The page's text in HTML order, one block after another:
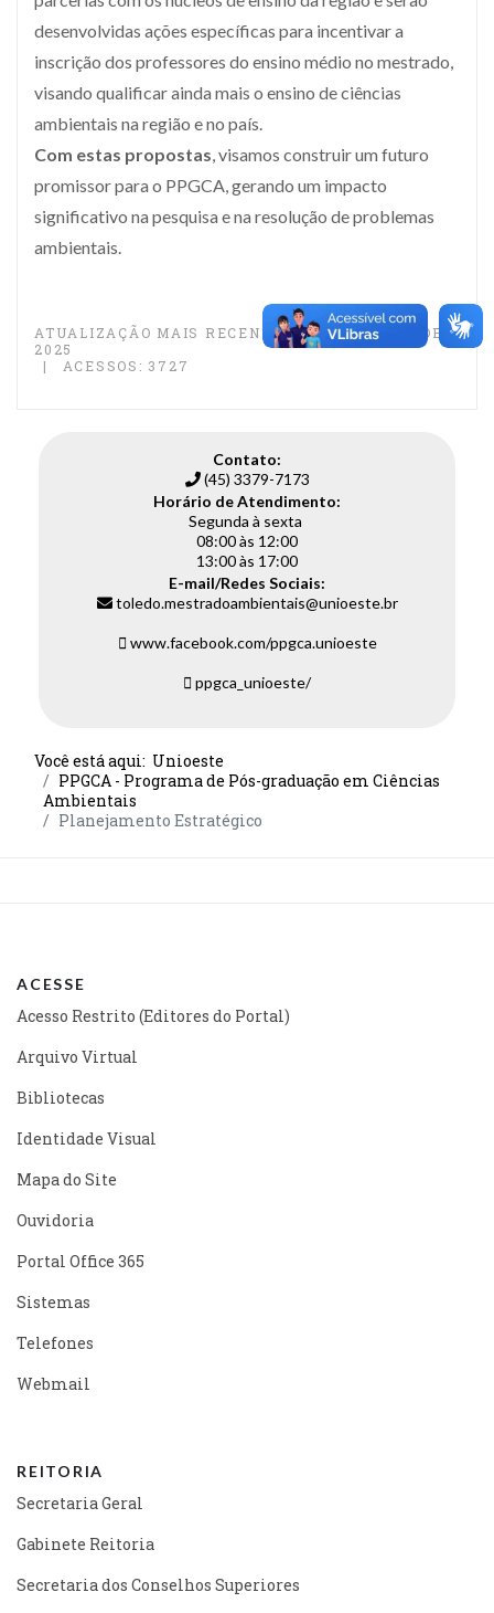
desenvolvidas ações específicas para incentivar a
inscrição dos professores do ensino médio no mestrado,
visando qualificar ainda mais o ensino de ciências
ambientais na região e no país.
Com estas propostas, visamos construir um futuro
promissor para o PPGCA, gerando um impacto
significativo na pesquisa e na resolução de problemas
ambientais.
ATUALIZAÇÃO MAIS RECENTE: 23 DE JANEIRO DE
2025
ACESSOS: 3727
Contato:
(45) 3379-7173
Horário de Atendimento:
Segunda à sexta
08:00 às 12:00
13:00 às 17:00
E-mail/Redes Sociais:
toledo.mestradoambientais@unioeste.br
www.facebook.com/ppgca.unioeste
ppgca_unioeste/
Você está aqui: Unioeste
PPGCA - Programa de Pós-graduação em Ciências
Ambientais
Planejamento Estratégico
ACESSE
Acesso Restrito (Editores do Portal)
Arquivo Virtual
Bibliotecas
Identidade Visual
Mapa do Site
Ouvidoria
Portal Office 365
Sistemas
Telefones
Webmail
REITORIA
Secretaria Geral
Gabinete Reitoria
Secretaria dos Conselhos Superiores